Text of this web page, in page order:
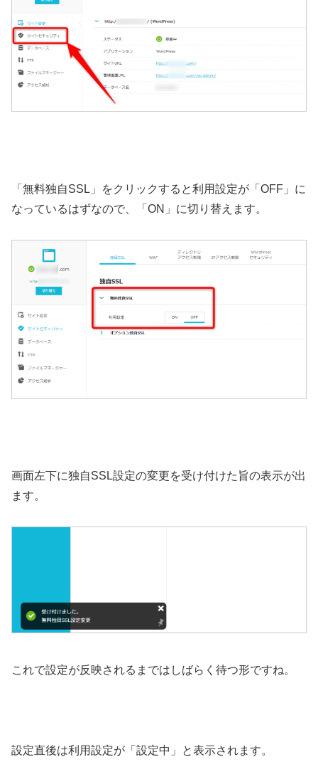
「無料独自SSL」をクリックすると利用設定が「OFF」に
なっているはずなので、「ON」に切り替えます。
画面左下に独自SSL設定の変更を受け付けた旨の表示が出
ます。
これで設定が反映されるまではしばらく待つ形ですね。
設定直後は利用設定が「設定中」と表示されます。